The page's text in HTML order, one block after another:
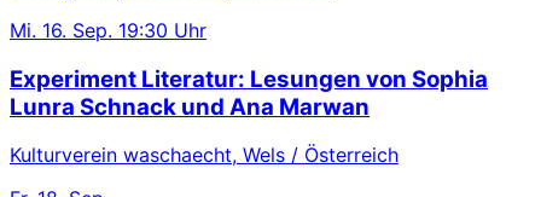
Mi. 16. Sep. 19:30 Uhr
Experiment Literatur: Lesungen von Sophia
Lunra Schnack und Ana Marwan
Kulturverein waschaecht, Wels / Österreich